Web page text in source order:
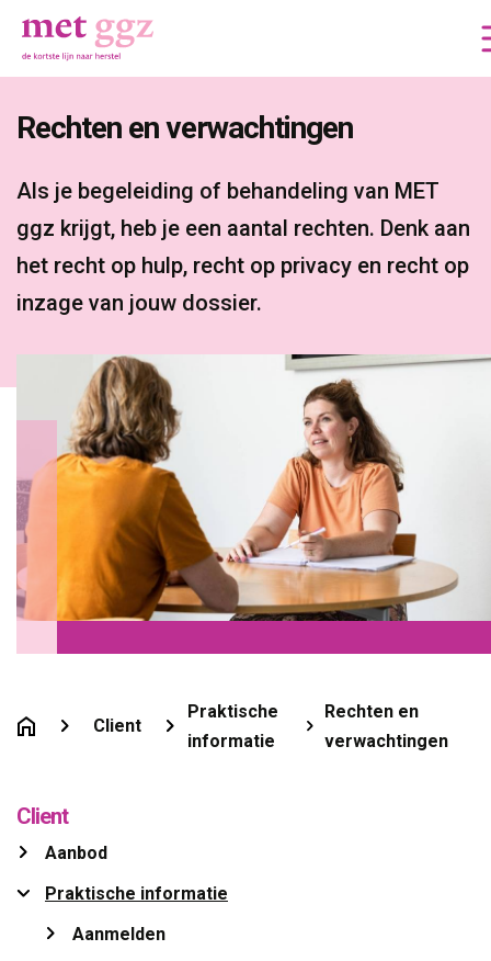
Rechten en verwachtingen
Als je begeleiding of behandeling van MET
ggz krijgt, heb je een aantal rechten. Denk aan
het recht op hulp, recht op privacy en recht op
inzage van jouw dossier.
Client
Praktische
informatie
Rechten en
verwachtingen
Client
Aanbod
Praktische informatie
Aanmelden